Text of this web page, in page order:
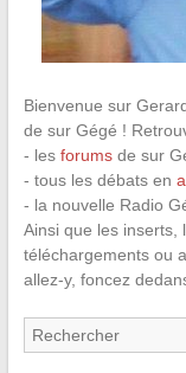
Bienvenue sur
de sur Gégé !
- les forumsde sur
- tous les débats en
- la nouvelle Radio
Ainsi que les inserts,
téléchargements ou
allez-y, foncez